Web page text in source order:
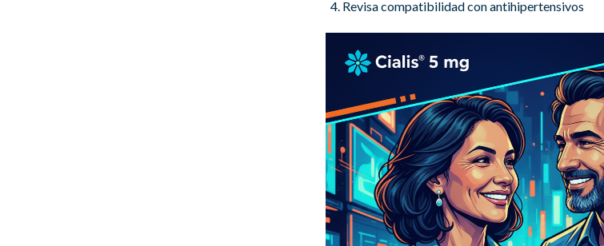
Revisa compatibilidad con antihipertensivos